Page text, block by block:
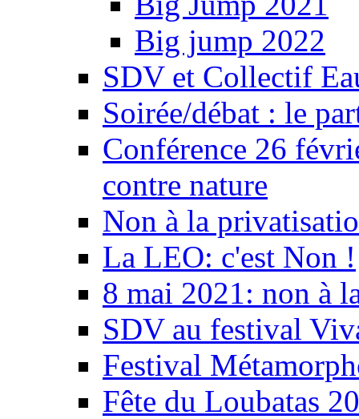
Big jump 2022
SDV et Collectif
Soirée/débat : le
Conférence 26
contre nature
Non à la
La LEO: c'est Non !
8 mai 2021: non à
SDV au festival
Festival
Fête du Loubatas